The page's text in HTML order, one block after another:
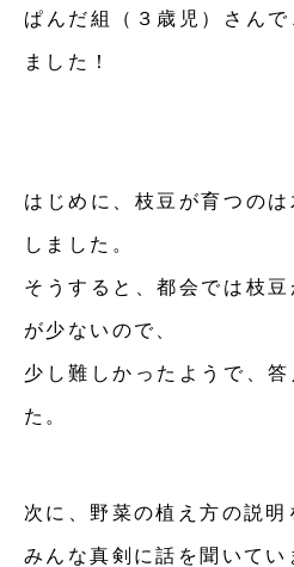
ぱんだ組（３歳児）さん
ました！
はじめに、枝豆が育つの
しました。
そうすると、都会では枝
が少ないので、
少し難しかったようで、
た。
次に、野菜の植え方の説明
みんな真剣に話を聞いてい